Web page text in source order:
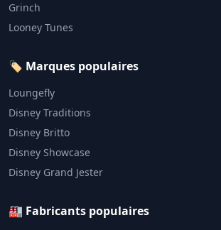
Grinch
Looney Tunes
🏷️ Marques populaires
Loungefly
Disney Traditions
Disney Britto
Disney Showcase
Disney Grand Jester
🏭 Fabricants populaires